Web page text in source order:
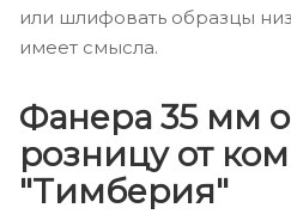
или шлифовать образцы
имеет смысла.
Фанера 35 мм
розницу от
"Тимберия"